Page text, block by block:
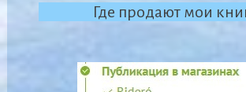
Где продают мои